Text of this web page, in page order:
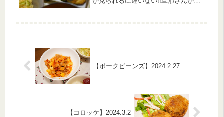
【ポークビーンズ】2024.2.27
【コロッケ】2024.3.2